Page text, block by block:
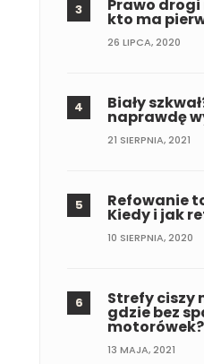
Prawo
kto ma
26 LIPCA, 2020
Biały
naprawdę
21 SIERPNIA, 2021
Refowanie
Kiedy i jak
10 SIERPNIA, 2020
Strefy ciszy
gdzie bez
motorówek?
13 MAJA, 2021